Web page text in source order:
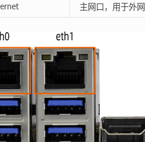
主网口，用于外网